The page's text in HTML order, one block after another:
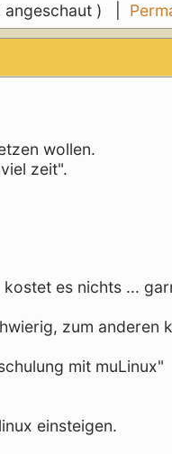
angeschaut ) |
wollen.
zeit".
es nichts ...
zum anderen
mit muLinux"
einsteigen.